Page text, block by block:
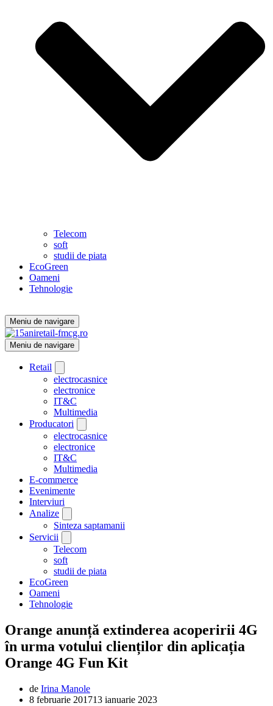
Telecom
soft
studii de piata
EcoGreen
Oameni
Tehnologie
Meniu de navigare
Meniu de navigare
Retail
electrocasnice
electronice
IT&C
Multimedia
Producatori
electrocasnice
electronice
IT&C
Multimedia
E-commerce
Evenimente
Interviuri
Analize
Sinteza saptamanii
Servicii
Telecom
soft
studii de piata
EcoGreen
Oameni
Tehnologie
Orange anunță extinderea acoperirii 4G
în urma votului clienților din aplicația
Orange 4G Fun Kit
de Irina Manole
8 februarie 201713 ianuarie 2023